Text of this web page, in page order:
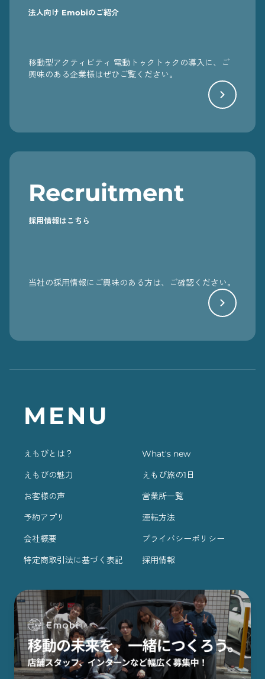
法人向け Emobiのご紹介
移動型アクティビティ 電動トゥクトゥクの導入に、ご
興味のある企業様はぜひご覧ください。
Recruitment
採用情報はこちら
当社の採用情報にご興味のある方は、ご確認ください。
MENU
えもびとは？
What's new
えもびの魅力
えもび旅の1日
お客様の声
営業所一覧
予約アプリ
運転方法
会社概要
プライバシーポリシー
特定商取引法に基づく表記
採用情報